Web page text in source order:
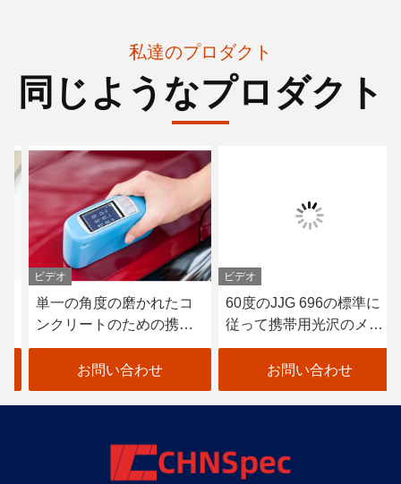
私達のプロダクト
同じようなプロダクト
ビデオ
単一の角度の磨かれたコ
ンクリートのための携帯
用光沢のメートル0.1GU
お問い合わせ
ビデオ
60度のJJG 696の標準に
従って携帯用光沢のメー
トルの正確さ
お問い合わせ